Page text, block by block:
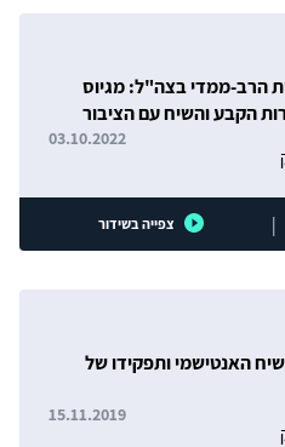
מודל השירות הרב-ממדי בצה"ל: מגיוס
הקבע והשיח עם הציבור
03.10.2022
| צפייה בשידור
האנטישמי ותפקידו של
15.11.2019